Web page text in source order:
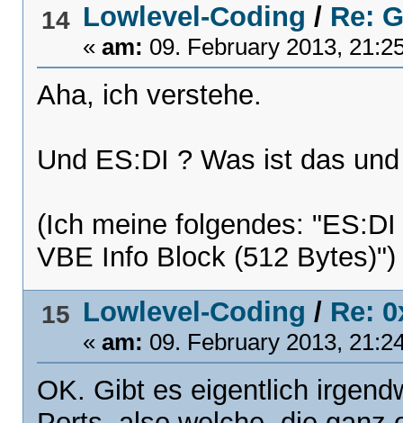
14 Lowlevel-Coding / Re:
«am: 09. February 2013,
Aha, ich verstehe.
Und ES:DI ? Was ist das
(Ich meine folgendes:
VBE Info Block (512 Bytes)")
15 Lowlevel-Coding / Re:
«am: 09. February 2013,
OK. Gibt es eigentlich